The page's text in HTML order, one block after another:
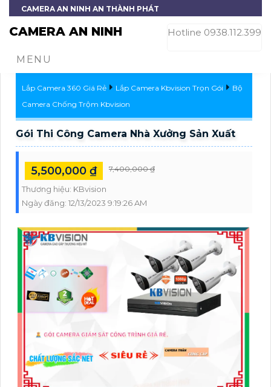
CAMERA AN NINH AN THÀNH PHÁT
CAMERA AN NINH Hotline 0938.112.399
MENU
Lắp Camera 360 Giá Rẻ Lắp Camera Kbvision Trọn Gói
Bộ
Camera Chống Trộm Kbvision
Gói Thi Công Camera Nhà Xưởng Sản Xuất
5,500,000 ₫ 7,400,000 ₫
Thương hiệu: KBvision
Ngày đăng: 12/13/2023 9:19:26 AM